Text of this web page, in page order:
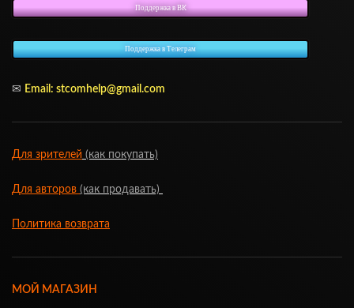
Поддержка в ВК
Поддержка в Телеграм
✉ Email: stcomhelp@gmail.com
Для зрителей (как покупать)
Для авторов (как продавать)
Политика возврата
МОЙ МАГАЗИН